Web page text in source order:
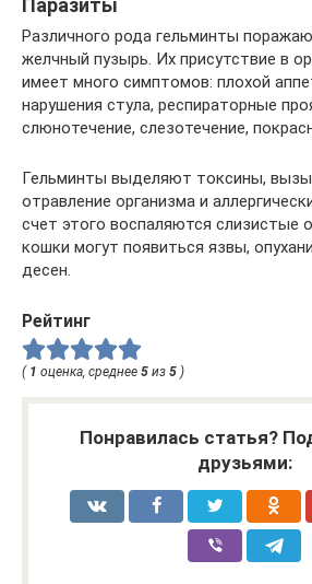
Различного рода гельминты
желчный пузырь. Их присутствие в
имеет много симптомов: плохой
нарушения стула, респираторные
слюнотечение, слезотечение,
Гельминты выделяют токсины,
отравление организма и
счет этого воспаляются слизистые
кошки могут появиться язвы,
десен.
Рейтинг
( 1 оценка, среднее 5 из 5 )
Понравилась статья?
друзьями: